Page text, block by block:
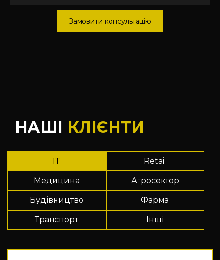
Замовити консультацію
НАШІ КЛІЄНТИ
IT Retail
Медицина Агросектор
Будівництво Фарма
Транспорт Інші